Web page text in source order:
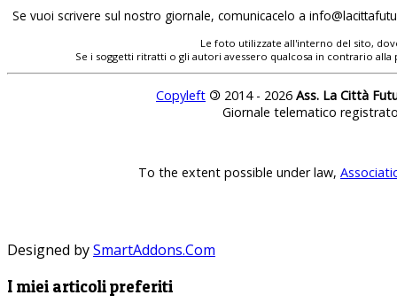
Se vuoi scrivere sul nostro giornale, comunicacelo a
Le foto utilizzate all'interno del sito,
Se i soggetti ritratti o gli autori avessero qualcosa in contrario
Copyleft © 2014 - 2026 Ass. La Città
Giornale telematico
To the extent possible under law,
Designed bySmartAddons.Com
I miei articoli preferiti